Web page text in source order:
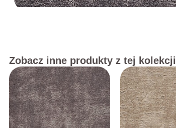
Zobacz inne produkty z tej kolekcji